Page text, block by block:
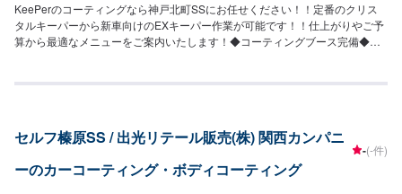
※1ヶ月無料点検洗車のサービスがございます。詳細は来店時スタッフまでお
尋ねください。＜＜コーティングオプション＞＞◉鉄粉取り（軽度の場合）ザ
ラついた鉄粉を取り除きます。⚪︎施工価格（車サイズ）2,750円（SSサイ
（LLサイズ）4,730円（XLサイズ）◉ピッチ除去（作業時間：15分〜）タイヤ
（作業時間：15分〜）「松ヤニ」などの樹液を、きれいに取ります。（コー
ティングの前処理で取れることがあります）◉石灰のシミ取り工場から待って
くる石灰の粉。放っておくと白い汚れがこびりつきます。（コーティングの
前段階で取れることも多い）※症状によって別途お見積り。◉花粉のシミ取り
KeePerのコーティングなら神戸北町SSにお任せください！！定番のクリス
タルキーパーから新車向けのEXキーパー作業が可能です！！仕上がりやご予
算から最適なメニューをご案内いたします！◆コーティングブース完備◆い
ー】＜クリスタルキーパー（作業時間：1時間30分〜3時間）＞一年に一回の
28,400円（LLサイズ）32,900円（XLサイズ）＜フレッシュキーパー（作業
時間：2時間）＞汚れの密着を防ぐ独特な防汚能力を持つコーティングです。
青空駐車でも綺麗を保つ！ノーメンテで1年耐久！⚪︎施工価格（車サイズ）
セルフ榛原SS / 出光リテール販売(株) 関西カンパニ
ーのカーコーティング・ボディコーティング
-(-件)